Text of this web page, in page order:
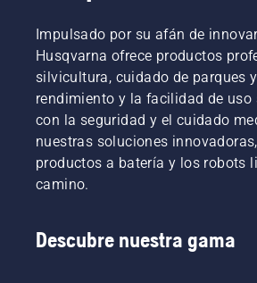
Impulsado por su afán de
Husqvarna ofrece productos
silvicultura, cuidado de parques
rendimiento y la facilidad de uso
con la seguridad y el cuidado
nuestras soluciones
productos a batería y los robots
camino.
Descubre nuestra gama